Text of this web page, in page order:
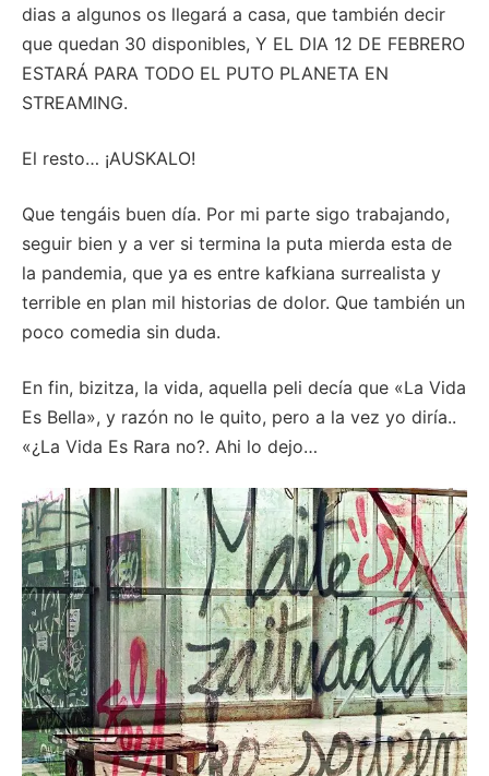
dias a algunos os llegará a casa, que también decir
que quedan 30 disponibles, Y EL DIA 12 DE FEBRERO
ESTARÁ PARA TODO EL PUTO PLANETA EN
STREAMING.
El resto… ¡AUSKALO!
Que tengáis buen día. Por mi parte sigo trabajando,
seguir bien y a ver si termina la puta mierda esta de
la pandemia, que ya es entre kafkiana surrealista y
terrible en plan mil historias de dolor. Que también un
poco comedia sin duda.
En fin, bizitza, la vida, aquella peli decía que «La Vida
Es Bella», y razón no le quito, pero a la vez yo diría..
«¿La Vida Es Rara no?. Ahi lo dejo…